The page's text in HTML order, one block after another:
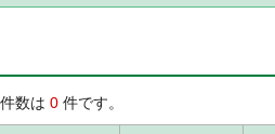
数は 0 件です。